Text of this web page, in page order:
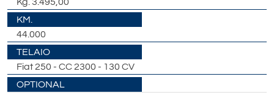
KM.
44.000
TELAIO
Fiat 250 - CC 2300 - 130 CV
OPTIONAL